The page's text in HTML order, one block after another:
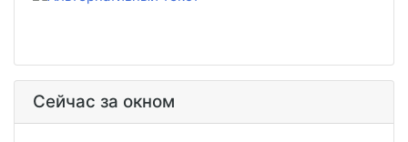
Сейчас за окном